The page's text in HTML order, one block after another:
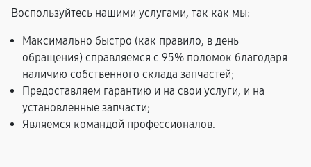
Воспользуйтесь нашими услугами, так как мы:
Максимально быстро (как правило, в день
обращения) справляемся с 95% поломок благодаря
наличию собственного склада запчастей;
Предоставляем гарантию и на свои услуги, и на
установленные запчасти;
Являемся командой профессионалов.